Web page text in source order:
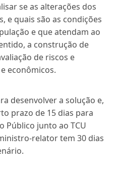
se as alterações dos
e quais são as condições
e que atendam ao
a construção de
de riscos e
econômicos.
desenvolver a solução e,
prazo de 15 dias para
Público junto ao TCU
relator tem 30 dias